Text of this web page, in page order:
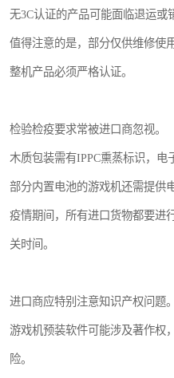
无3C认证的产品可能面临退运或
值得注意的是，部分仅供维修使
整机产品必须严格认证。
检验检疫要求常被进口商忽视。
木质包装需有IPPC熏蒸标识，电
部分内置电池的游戏机还需提供
疫情期间，所有进口货物都要进
关时间。
进口商应特别注意知识产权问题。
游戏机预装软件可能涉及著作权
险。